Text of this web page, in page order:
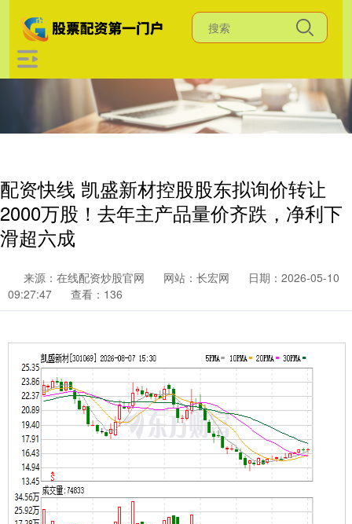
配资快线 凯盛新材控股股东拟询价转让
2000万股！去年主产品量价齐跌，净利下
滑超六成
来源：在线配资炒股官网 网站：长宏网
日期：2026-05-10
09:27:47
查看：136